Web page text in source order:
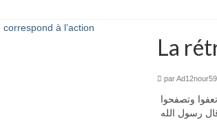
La
par
وتصفحوا